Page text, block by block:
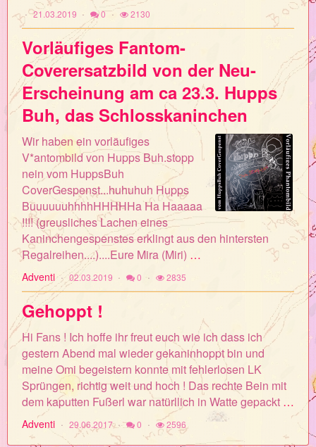
21.03.2019 0 2130
Vorläufiges Fantom-
Coverersatzbild von der Neu-
Erscheinung am ca 23.3. Hupps
Buh, das Schlosskaninchen
Wir haben ein vorläufiges
V*antombild von Hupps Buh.stopp
nein vom HuppsBuh
CoverGespenst...huhuhuh Hupps
BuuuuuuhhhhHHHHHa Ha Haaaaa
!!!! (greusliches Lachen eines
Kaninchengespenstes erklingt aus den hintersten
Regalreihen....)....Eure Mira (Miri) …
Adventi 02.03.2019 0 2835
Gehoppt !
Hi Fans ! Ich hoffe ihr freut euch wie ich dass ich
gestern Abend mal wieder gekaninhoppt bin und
meine Omi begeistern konnte mit fehlerlosen LK
Sprüngen, richtig weit und hoch ! Das rechte Bein mit
dem kaputten Fußerl war natürllich in Watte gepackt …
Adventi 29.06.2017 0 2596